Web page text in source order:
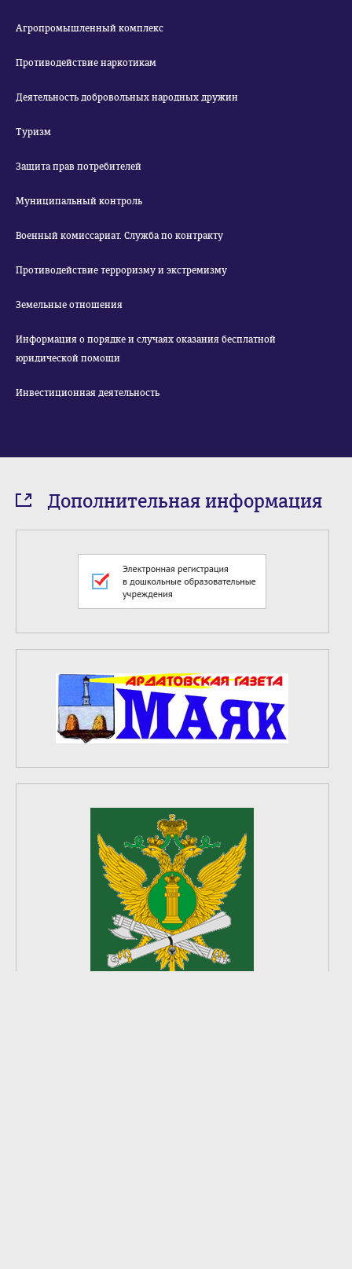
Агропромышленный комплекс
Противодействие наркотикам
Деятельность добровольных народных дружин
Туризм
Защита прав потребителей
Муниципальный контроль
Военный комиссариат. Служба по контракту
Противодействие терроризму и экстремизму
Земельные отношения
Информация о порядке и случаях оказания бесплатной
юридической помощи
Инвестиционная деятельность
Дополнительная информация